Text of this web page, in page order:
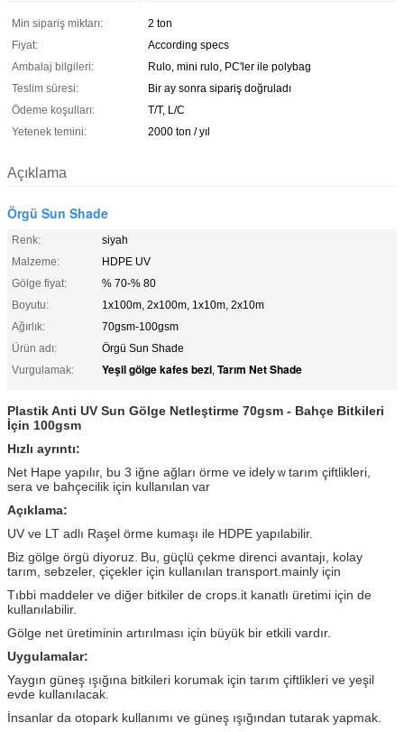
Min sipariş miktarı:
2 ton
Fiyat:
According specs
Ambalaj bilgileri:
Rulo, mini rulo, PC'ler ile polybag
Teslim süresi:
Bir ay sonra sipariş doğruladı
Ödeme koşulları:
T/T, L/C
Yetenek temini:
2000 ton / yıl
Açıklama
Örgü Sun Shade
Renk:
siyah
Malzeme:
HDPE UV
Gölge fiyat:
% 70-% 80
Boyutu:
1x100m, 2x100m, 1x10m, 2x10m
Ağırlık:
70gsm-100gsm
Ürün adı:
Örgü Sun Shade
Vurgulamak:
Yeşil gölge kafes bezi, Tarım Net Shade
Plastik Anti UV Sun Gölge Netleştirme 70gsm - Bahçe Bitkileri
İçin 100gsm
Hızlı ayrıntı:
Net Hape yapılır, bu 3 iğne ağları örme ve idely w tarım çiftlikleri,
sera ve bahçecilik için kullanılan var
Açıklama:
UV ve LT adlı Raşel örme kumaşı ile HDPE yapılabilir.
Biz gölge örgü diyoruz. Bu, güçlü çekme direnci avantajı, kolay
tarım, sebzeler, çiçekler için kullanılan transport.mainly için
Tıbbi maddeler ve diğer bitkiler de crops.it kanatlı üretimi için de
kullanılabilir.
Gölge net üretiminin artırılması için büyük bir etkili vardır.
Uygulamalar:
Yaygın güneş ışığına bitkileri korumak için tarım çiftlikleri ve yeşil
evde kullanılacak.
İnsanlar da otopark kullanımı ve güneş ışığından tutarak yapmak.